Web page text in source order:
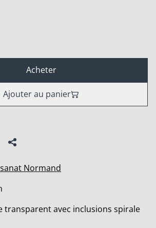
Acheter
Ajouter au panier
Normand
transparent avec inclusions spirale